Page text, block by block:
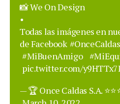
📸 We On Design
•
Todas las imágenes en
de Facebook #OnceCaldas
#MiBuenAmigo
pic.twitter.com/
— 🏆 Once Caldas S.A.